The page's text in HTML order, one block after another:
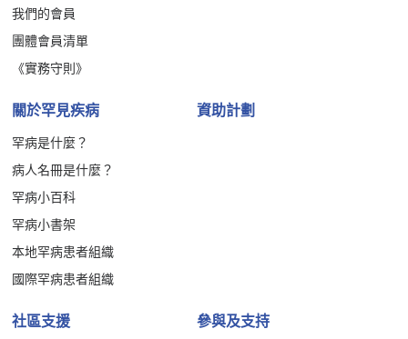
我們的會員
團體會員清單
《實務守則》
關於罕見疾病
罕病是什麼？
病人名冊是什麼？
罕病小百科
罕病小書架
本地罕病患者組織
國際罕病患者組織
資助計劃
社區支援 參與及支持